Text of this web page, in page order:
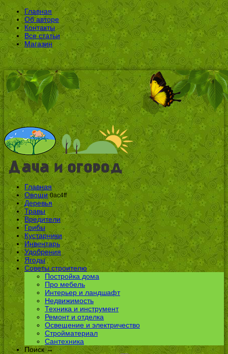
Главная
Об авторе
Контакты
Все статьи
Магазин
Главная
Овощи 0ac4ff
Деревья
Травы
Вредители
Грибы
Кустарники
Инвентарь
Удобрения
Ягоды
Советы строителю
Постройка дома
Про мебель
Интерьер и ландшафт
Недвижимость
Техника и инструмент
Ремонт и отделка
Освещение и электричество
Стройматериал
Сантехника
Поиск →